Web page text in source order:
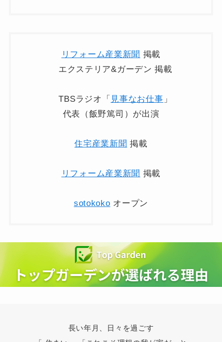
リフォーム産業新聞 掲載
エクステリア&ガーデン 掲載
TBSラジオ「 見事なお仕事 」
代表（飯野篤司）が出演
住宅産業新聞 掲載
リフォーム産業新聞 掲載
sotokoko オープン
長い年月、日々を過ごす